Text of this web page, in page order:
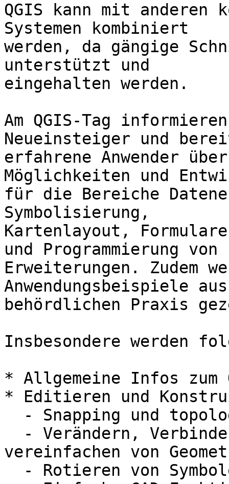
QGIS kann mit anderen
Systemen kombiniert
werden, da gängige
unterstützt und
eingehalten werden.
Am QGIS-Tag
Neueinsteiger und
erfahrene Anwender
Möglichkeiten und
für die Bereiche
Symbolisierung,
Kartenlayout,
und Programmierung von
Erweiterungen. Zudem
Anwendungsbeispiele
behördlichen Praxis
Insbesondere werden
* Allgemeine Infos zum
* Editieren und
vereinfachen von